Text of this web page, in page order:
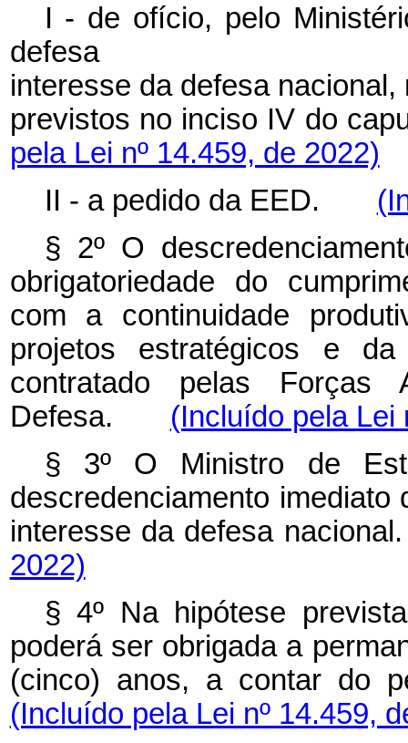
I - de ofício, pelo
interesse da defesa nacional,
previstos no inciso IV do
pela Lei nº 14.459, de 2022)
II - a pedido da EED.
§ 2º O
obrigatoriedade do
com a continuidade
projetos estratégicos e
contratado pelas Forças
Defesa. (Incluído pela Lei
§ 3º O Ministro de
descredenciamento imediato
interesse da defesa
2022)
§ 4º Na hipótese
poderá ser obrigada a
(cinco) anos, a contar do
(Incluído pela Lei nº 14.459,